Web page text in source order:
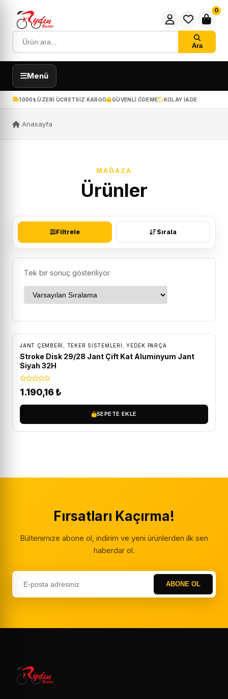
Ara
0
Menü
1000₺ ÜZERI ÜCRETSIZ KARGO GÜVENLI ÖDEME KOLAY IADE
Anasayfa
MAĞAZA
Ürünler
Filtrele Sırala
Tek bir sonuç gösteriliyor
ÜCRETSIZ KARGO
JANT ÇEMBERI TEKER SISTEMLERI YEDEK PARÇA
Stroke Disk 29/28 Jant Çift Kat Aluminyum Jant
Siyah 32H
1.190,16 ₺
SEPETE EKLE
Fırsatları Kaçırma!
Bültenimize abone ol, indirim ve yeni ürünlerden ilk sen
haberdar ol.
ABONE OL